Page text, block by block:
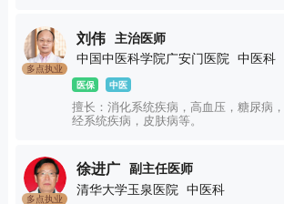
失常、高血压、高脂血症、脑梗塞、脑
聋、头痛、眩晕、失眠；风湿类风湿性
症、糖尿病；乳腺肿瘤、乳癌增生；湿
感染；甲状腺疾病等及肿瘤放化疗后中医
多点执业
刘伟
主治医师
中国中医科学院广安门医院 中医科
医保 中医
擅长：消化系统疾病，高血压，糖尿病
经系统疾病，皮肤病等。
多点执业
徐进广
副主任医师
清华大学玉泉医院
中医科